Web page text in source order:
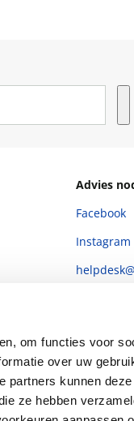
om functies voor
over uw
partners kunnen
ze hebben
Advies
Facebook
Instagram